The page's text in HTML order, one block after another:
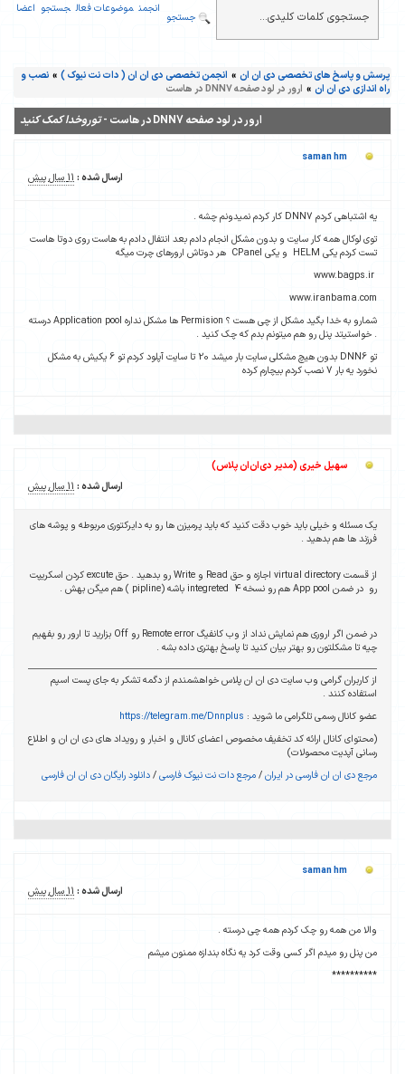
انجمن موضوعات فعال جستجو اعضا
جستجو
پرسش و پاسخ های تخصصی دی ان ان » انجمن تخصصی دی ان ان ( دات نت نیوک ) » نصب و
راه اندازی دی ان ان » ارور در لود صفحه DNN7 در هاست
ارور در لود صفحه DNN7 در هاست - توروخدا کمک کنید
saman hm
ارسال شده : 11 سال پیش
یه اشتباهی کردم DNN7 کار کردم نمیدونم چشه .
توی لوکال همه کار سایت و بدون مشکل انجام دادم بعد انتفال دادم به هاست روی دوتا هاست
تست کردم یکی HELM و یکی CPanel هر دوتاش ارورهای چرت میگه
www.iranbama.com
شمارو به خدا بگید مشکل از چی هست ؟ Permision ها مشکل نداره Application pool درسته
. خواستیتد پنل رو هم میتونم بدم که چک کنید .
تو DNN6 بدون هیچ مشکلی سایت بار میشد 20 تا سایت آپلود کردم تو 6 یکیش به مشکل
نخورد یه بار 7 نصب کردم بیچارم کرده
سهیل خیری (مدیر دی‌ان‌ان پلاس)
ارسال شده : 11 سال پیش
یک مسئله و خیلی باید خوب دقت کنید که باید پرمیزن ها رو به دایرکتوری مربوطه و پوشه های
فرزند ها هم بدهید .
از قسمت virtual directory اجازه و حق Read و Write رو بدهید . حق excute کردن اسکریپت
رو در ضمن App pool هم رو نسخه 4 integreted باشه (pipline ) هم میگن بهش .
در ضمن اگر اروری هم نمایش نداد از وب کانفیگ Remote error رو Off بزارید تا ارور رو بفهیم
چیه تا مشکلتون رو بهتر بیان کنید تا پاسخ بهتری داده بشه .
از کاربران گرامی وب سایت دی ان ان پلاس خواهشمندم از دگمه تشکر به جای پست اسپم
استفاده کنند .
عضو کانال رسمی تلگرامی ما شوید : https://telegram.me/Dnnplus
(محتوای کانال ارائه کد تخفیف مخصوص اعضای کانال و اخبار و رویداد های دی ان ان و اطلاع
رسانی آپدیت محصولات)
مرجع دی ان ان فارسی در ایران/مرجع دات نت نیوک فارسی/دانلود رایگان دی ان ان فارسی
saman hm
ارسال شده : 11 سال پیش
والا من همه رو چک کردم همه چی درسته .
من پنل رو میدم اگر کسی وقت کرد یه نگاه بندازه ممنون میشم
**********